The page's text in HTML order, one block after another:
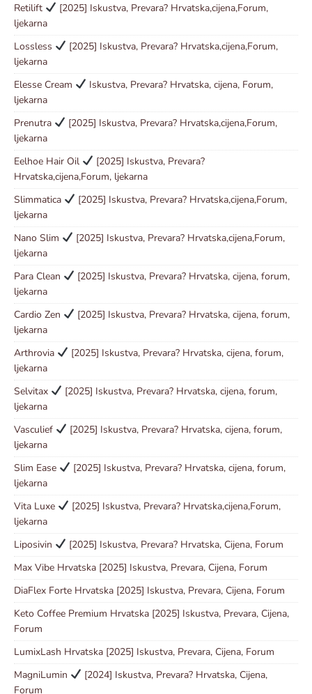
Retilift
[2025] Iskustva, Prevara? Hrvatska,cijena,Forum,
ljekarna
Lossless
[2025] Iskustva, Prevara? Hrvatska,cijena,Forum,
ljekarna
Elesse Cream
Iskustva, Prevara? Hrvatska, cijena, Forum,
ljekarna
Prenutra
[2025] Iskustva, Prevara? Hrvatska,cijena,Forum,
ljekarna
Eelhoe Hair Oil
[2025] Iskustva, Prevara?
Hrvatska,cijena,Forum, ljekarna
Slimmatica
[2025] Iskustva, Prevara? Hrvatska,cijena,Forum,
ljekarna
Nano Slim
[2025] Iskustva, Prevara? Hrvatska,cijena,Forum,
ljekarna
Para Clean
[2025] Iskustva, Prevara? Hrvatska, cijena, forum,
ljekarna
Cardio Zen
[2025] Iskustva, Prevara? Hrvatska, cijena, forum,
ljekarna
Arthrovia
[2025] Iskustva, Prevara? Hrvatska, cijena, forum,
ljekarna
Selvitax
[2025] Iskustva, Prevara? Hrvatska, cijena, forum,
ljekarna
Vasculief
[2025] Iskustva, Prevara? Hrvatska, cijena, forum,
ljekarna
Slim Ease
[2025] Iskustva, Prevara? Hrvatska, cijena, forum,
ljekarna
Vita Luxe
[2025] Iskustva, Prevara? Hrvatska,cijena,Forum,
ljekarna
Liposivin
[2025] Iskustva, Prevara? Hrvatska, Cijena, Forum
Max Vibe Hrvatska [2025] Iskustva, Prevara, Cijena, Forum
DiaFlex Forte Hrvatska [2025] Iskustva, Prevara, Cijena, Forum
Keto Coffee Premium Hrvatska [2025] Iskustva, Prevara, Cijena,
Forum
LumixLash Hrvatska [2025] Iskustva, Prevara, Cijena, Forum
MagniLumin
[2024] Iskustva, Prevara? Hrvatska, Cijena,
Forum